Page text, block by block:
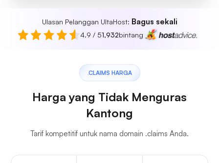
Ulasan Pelanggan UltaHost: Bagus sekali
4.9 / 51,932bintang
.CLAIMS HARGA
Harga yang Tidak Menguras
Kantong
Tarif kompetitif untuk nama domain .claims Anda.